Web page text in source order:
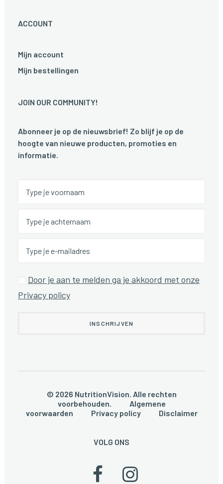
ACCOUNT
Mijn account
Mijn bestellingen
JOIN OUR COMMUNITY!
Abonneer je op de nieuwsbrief! Zo blijf je op de
hoogte van nieuwe producten, promoties en
informatie.
Door je aan te melden ga je akkoord met onze
Privacy policy
© 2026 NutritionVision. Alle rechten
voorbehouden. Algemene
voorwaarden
Privacy policy Disclaimer
VOLG ONS